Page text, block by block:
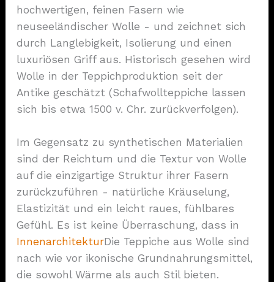
hochwertigen, feinen Fasern wie
neuseeländischer Wolle - und zeichnet sich
durch Langlebigkeit, Isolierung und einen
luxuriösen Griff aus. Historisch gesehen wird
Wolle in der Teppichproduktion seit der
Antike geschätzt (Schafwollteppiche lassen
sich bis etwa 1500 v. Chr. zurückverfolgen).
Im Gegensatz zu synthetischen Materialien
sind der Reichtum und die Textur von Wolle
auf die einzigartige Struktur ihrer Fasern
zurückzuführen - natürliche Kräuselung,
Elastizität und ein leicht raues, fühlbares
Gefühl. Es ist keine Überraschung, dass in
InnenarchitekturDie Teppiche aus Wolle sind
nach wie vor ikonische Grundnahrungsmittel,
die sowohl Wärme als auch Stil bieten.